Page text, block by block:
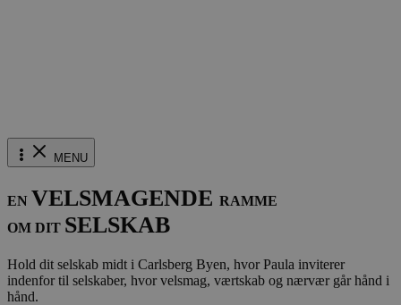
MENU
EN VELSMAGENDE RAMME
OM DIT SELSKAB
Hold dit selskab midt i Carlsberg Byen, hvor Paula inviterer
indenfor til selskaber, hvor velsmag, værtskab og nærvær går hånd i
hånd.